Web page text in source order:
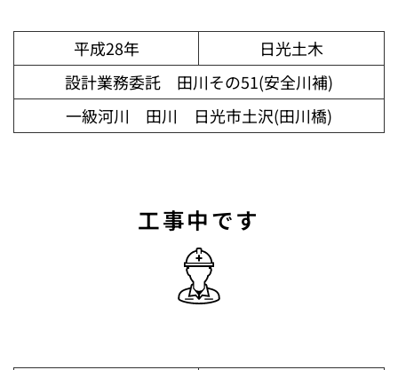
平成28年
日光土木
設計業務委託 田川その51(安全川補)
一級河川 田川 日光市土沢(田川橋)
工事中です